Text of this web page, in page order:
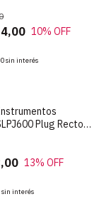
10% OFF
sin interés
Plug Recto
13% OFF
sin interés